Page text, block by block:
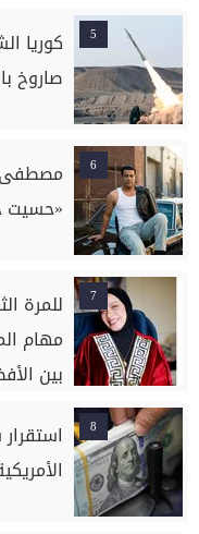
5
كوريا
صاروخ
6
مصطفى
«حسيت
7
للمرة
مهام
بين
8
الأمريكية تسجل